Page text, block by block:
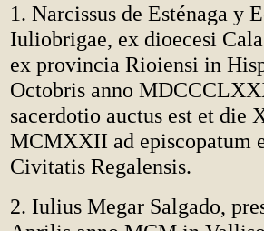
1. Narcissus de Esténaga y
Iuliobrigae, ex dioecesi
ex provincia Rioiensi in
Octobris anno
sacerdotio auctus est et die
MCMXXII ad episcopatum
Civitatis Regalensis.
2. Iulius Megar Salgado,